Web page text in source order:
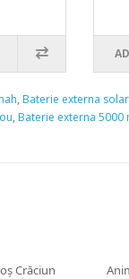
, Baterie externa
, Baterie externa 5000
Crăciun